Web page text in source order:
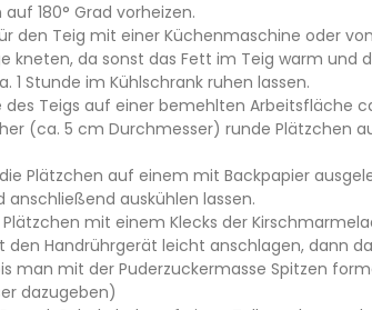
180° Grad vorheizen.
den Teig mit einer Küchenmaschine oder
kneten, da sonst das Fett im Teig warm und
1 Stunde im Kühlschrank ruhen lassen.
des Teigs auf einer bemehlten Arbeitsfläche
(ca. 5 cm Durchmesser) runde Plätzchen
Plätzchen auf einem mit Backpapier
anschließend auskühlen lassen.
mit einem Klecks der
den Handrührgerät leicht anschlagen, dann
man mit der Puderzuckermasse Spitzen
dazugeben)